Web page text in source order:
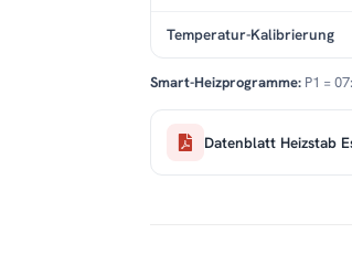
Temperatur-Kalibrierung
Smart-Heizprogramme: P1 =
Datenblatt Heizstab